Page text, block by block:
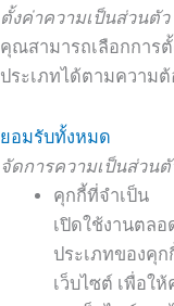
ตั้งค่าความเป็นส่วนตัว
คุณสามารถเลือกการ
ประเภทได้ตามความ
ยอมรับทั้งหมด
จัดการความเป็นส่วนตั
คุกกี้ที่จำเป็น
เปิดใช้งานตลอ
ประเภทของคุ
เว็บไซต์ เพื่อใ